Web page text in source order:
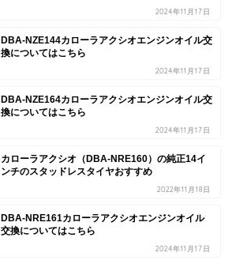
2024年11月17日
DBA-NZE144カローラアクシオエンジンオイル交
換についてはこちら
2024年11月17日
DBA-NZE164カローラアクシオエンジンオイル交
換についてはこちら
2024年11月17日
カローラアクシオ（DBA-NRE160）の純正14イ
ンチのスタッドレスタイヤおすすめ
2022年11月18日
DBA-NRE161カローラアクシオエンジンオイル
交換についてはこちら
2024年11月17日